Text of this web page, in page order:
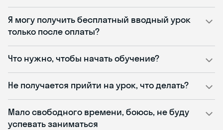
Я могу получить бесплатный вводный урок
только после оплаты?
Что нужно, чтобы начать обучение?
Не получается прийти на урок, что делать?
Мало свободного времени, боюсь, не буду
успевать заниматься